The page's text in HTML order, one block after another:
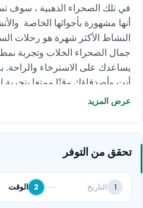
في تلك الصحراء الذهبية ، سوف
أنها مشهورة بأجوائها الخاصة
النشاط الأكثر شهرة هو رحلات
جمال الصحراء الخلاب وتجربة
يساعدك على الاسترخاء
أنت وأصدقاؤك وقتًا ممتعا بتجربة
الصحراء للاستمتاع بمشاهدة
التجربة مع أطفالك هناك دراجات
عرض المزيد
تحقق من التوفر
1 التاريخ 2 الوقت